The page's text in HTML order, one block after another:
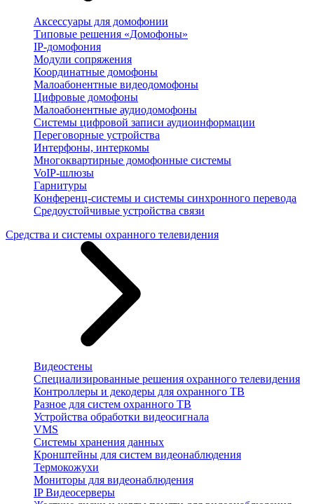
Аксессуары для домофонии
Типовые решения «Домофоны»
IP-домофония
Модули сопряжения
Координатные домофоны
Малоабонентные видеодомофоны
Цифровые домофоны
Малоабонентные аудиодомофоны
Системы цифровой записи аудиоинформации
Переговорные устройства
Интерфоны, интеркомы
Многоквартирные домофонные системы
VoIP-шлюзы
Гарнитуры
Конференц-системы и системы синхронного перевода
Средоустойчивые устройства связи
Средства и системы охранного телевидения
Видеостены
Специализированные решения охранного телевидения
Контроллеры и декодеры для охранного ТВ
Разное для систем охранного ТВ
Устройства обработки видеосигнала
VMS
Системы хранения данных
Кронштейны для систем видеонаблюдения
Термокожухи
Мониторы для видеонаблюдения
IP Видеосерверы